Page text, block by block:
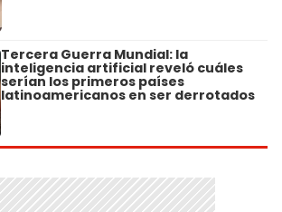
Tercera Guerra Mundial: la
inteligencia artificial reveló cuáles
serían los primeros países
latinoamericanos en ser derrotados